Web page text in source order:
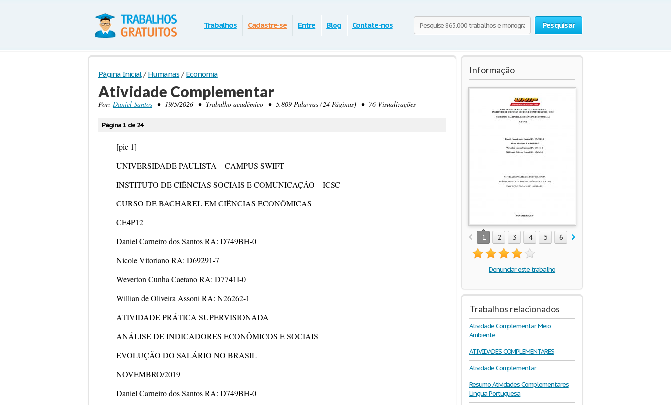
Pesquisar
Trabalhos Cadastre-se Entre Blog Contate-nos
Página Inicial / Humanas / Economia
Atividade Complementar
Por: Daniel Santos • 19/5/2026 • Trabalho acadêmico • 5.809 Palavras (24 Páginas) • 76 Visualizações
Página 1 de 24
[pic 1]
UNIVERSIDADE PAULISTA – CAMPUS SWIFT
INSTITUTO DE CIÊNCIAS SOCIAIS E COMUNICAÇÃO – ICSC
CURSO DE BACHAREL EM CIÊNCIAS ECONÔMICAS
CE4P12
Daniel Carneiro dos Santos RA: D749BH-0
Nicole Vitoriano RA: D69291-7
Weverton Cunha Caetano RA: D7741I-0
Willian de Oliveira Assoni RA: N26262-1
ATIVIDADE PRÁTICA SUPERVISIONADA
ANÁLISE DE INDICADORES ECONÔMICOS E SOCIAIS
EVOLUÇÃO DO SALÁRIO NO BRASIL
NOVEMBRO/2019
Daniel Carneiro dos Santos RA: D749BH-0
Informação
1 2 3 4 5 6 7
Denunciar este trabalho
Trabalhos relacionados
Atividade Complementar Meio
Ambiente
ATIVIDADES COMPLEMENTARES
Atividade Complementar
Resumo Atividades Complementares
Lingua Portuguesa